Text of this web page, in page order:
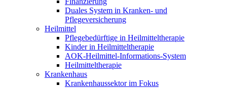
Duales System in Kranken- und
Pflegeversicherung
Heilmittel
Pflegebedürftige in Heilmitteltherapie
Kinder in Heilmitteltherapie
AOK-Heilmittel-Informations-System
Heilmitteltherapie
Krankenhaus
Krankenhaussektor im Fokus